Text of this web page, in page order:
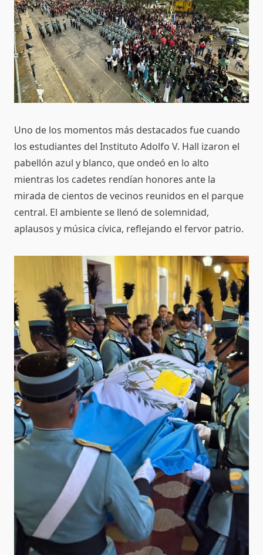
Uno de los momentos más destacados fue cuando
los estudiantes del Instituto Adolfo V. Hall izaron el
pabellón azul y blanco, que ondeó en lo alto
mientras los cadetes rendían honores ante la
mirada de cientos de vecinos reunidos en el parque
central. El ambiente se llenó de solemnidad,
aplausos y música cívica, reflejando el fervor patrio.